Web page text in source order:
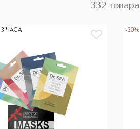
332 товара
ЧАСА -30%